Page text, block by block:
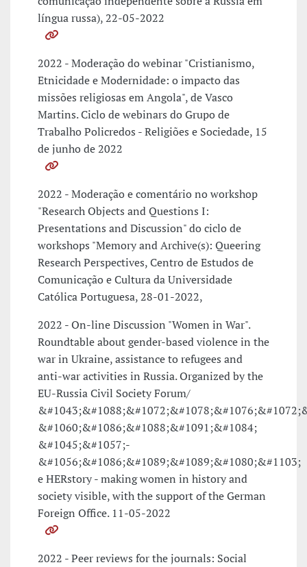
língua russa), 22-05-2022
2022 - Moderação do webinar "Cristianismo,
Etnicidade e Modernidade: o impacto das
missões religiosas em Angola", de Vasco
Martins. Ciclo de webinars do Grupo de
Trabalho Policredos - Religiões e Sociedade, 15
de junho de 2022
2022 - Moderação e comentário no workshop
"Research Objects and Questions I:
Presentations and Discussion" do ciclo de
workshops "Memory and Archive(s): Queering
Research Perspectives, Centro de Estudos de
Comunicação e Cultura da Universidade
Católica Portuguesa, 28-01-2022,
2022 - On-line Discussion "Women in War".
Roundtable about gender-based violence in the
war in Ukraine, assistance to refugees and
anti-war activities in Russia. Organized by the
EU-Russia Civil Society Forum/
&#1060;&#1086;&#1088;&#1091;&#1084;
&#1045;&#1057;-
&#1056;&#1086;&#1089;&#1089;&#1080;&#1103;
e HERstory - making women in history and
society visible, with the support of the German
Foreign Office. 11-05-2022
2022 - Peer reviews for the journals: Social